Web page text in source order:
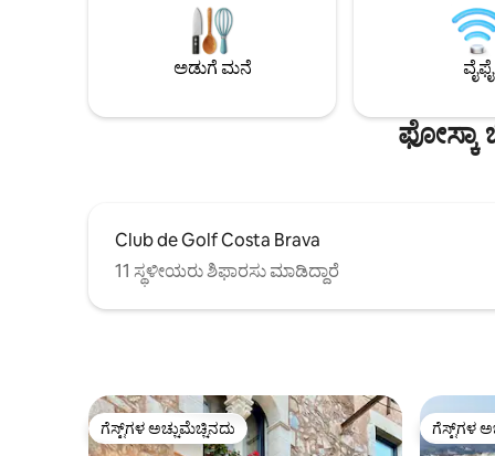
ಸ್ನೇಹಿತರೊಂದಿಗೆ ಏಕಾಂಗಿಯಾಗಿ ಬನ್ನಿ. ಹೆಚ್ಚುವರಿ
ದೈನಂದಿನ ಶುಲ್ಕಕ್ಕೆ, ನಿಮ್ಮ ಸಾಕುಪ್ರಾಣಿಯನ್ನು
ನಿಮ್ಮೊಂದಿಗೆ ತರಬಹುದು :) ನಿಮ್ಮನ್ನು ನೋಡಲು ನಾವು
ಎದುರು ನೋಡುತ್ತಿದ್ದೇವೆ!
ಮತ್ತು
ನಮ್ಮನ್ನು
ವಿಶಿಷ್ಟ
ಅಡುಗೆ ಮನೆ ವೈಫೈ
ಫೋಸ್ಕಾ
Club de Golf Costa Brava
11 ಸ್ಥಳೀಯರು ಶಿಫಾರಸು ಮಾಡಿದ್ದಾರೆ
ಗೆಸ್ಟ್‌ಗಳ ಅಚ್ಚುಮೆಚ್ಚಿನದು
ಗೆಸ್ಟ್‌ಗಳ ಅಚ್ಚುಮೆಚ್ಚಿನದು ಗೆಸ್ಟ್‌ಗಳ
ಗೆಸ್ಟ್‌ಗಳ